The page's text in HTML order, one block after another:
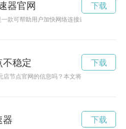
器官网
款可帮助用户加快网络连接速度的工具，
下载
不稳定
店节点官网的信息吗？本文将带您进入这个
下载
器 下载